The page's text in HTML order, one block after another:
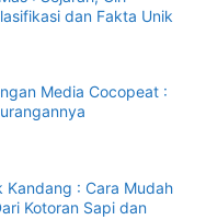
dan Fakta Unik
Media Cocopeat :
Kandang : Cara Mudah
Kotoran Sapi dan